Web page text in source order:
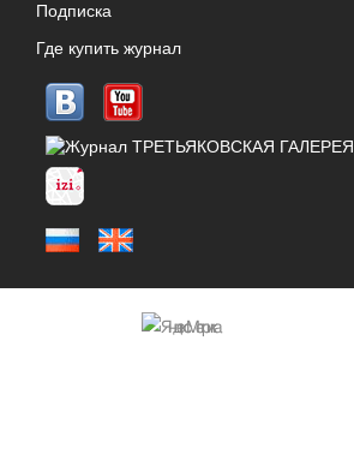
Подписка
Где купить журнал